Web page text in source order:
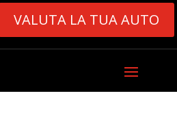
VALUTA LA TUA AUTO